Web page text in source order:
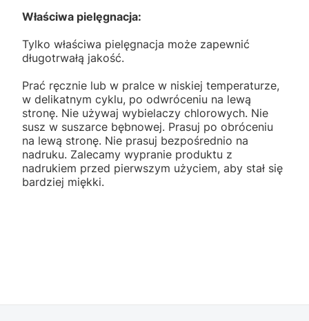
Właściwa pielęgnacja:
Tylko właściwa pielęgnacja może zapewnić
długotrwałą jakość.
Prać ręcznie lub w pralce w niskiej temperaturze,
w delikatnym cyklu, po odwróceniu na lewą
stronę. Nie używaj wybielaczy chlorowych. Nie
susz w suszarce bębnowej. Prasuj po obróceniu
na lewą stronę. Nie prasuj bezpośrednio na
nadruku. Zalecamy wypranie produktu z
nadrukiem przed pierwszym użyciem, aby stał się
bardziej miękki.